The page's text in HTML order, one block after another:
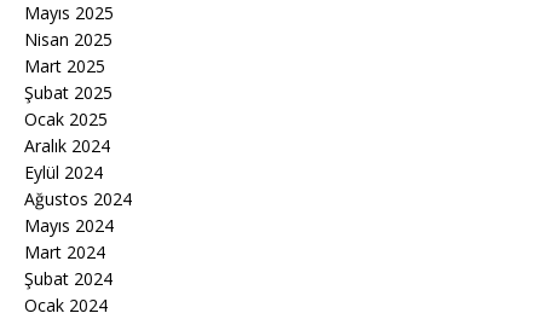
Mayıs 2025
Nisan 2025
Mart 2025
Şubat 2025
Ocak 2025
Aralık 2024
Eylül 2024
Ağustos 2024
Mayıs 2024
Mart 2024
Şubat 2024
Ocak 2024